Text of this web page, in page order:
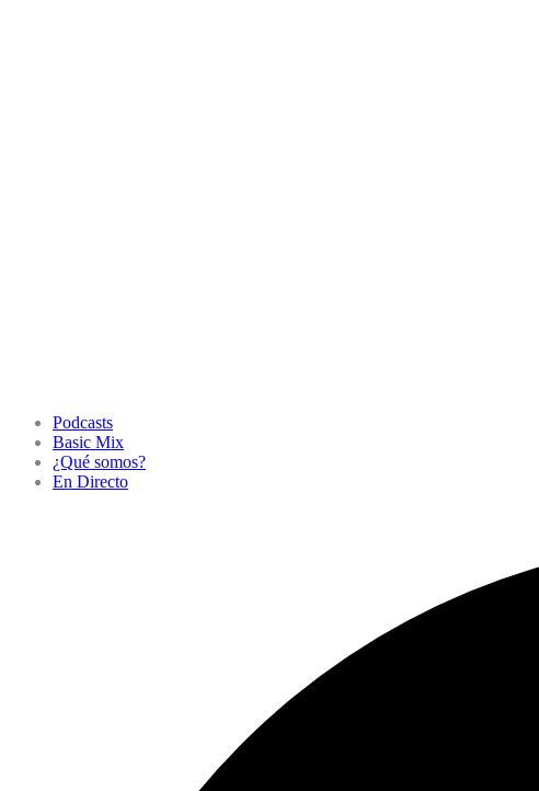
Podcasts
Basic Mix
¿Qué somos?
En Directo